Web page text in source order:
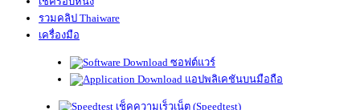
รวมคลิป Thaiware
เครื่องมือ
ซอฟต์แวร์
แอปพลิเคชันบนมือถือ
เช็คความเร็วเน็ต (Speedtest)